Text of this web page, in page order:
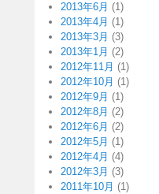
2013年6月 (1)
2013年4月 (1)
2013年3月 (3)
2013年1月 (2)
2012年11月 (1)
2012年10月 (1)
2012年9月 (1)
2012年8月 (2)
2012年6月 (2)
2012年5月 (1)
2012年4月 (4)
2012年3月 (3)
2011年10月 (1)